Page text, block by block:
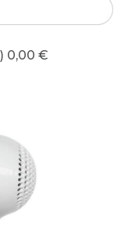
0,00 €